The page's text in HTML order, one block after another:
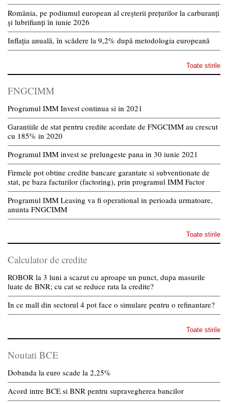
România, pe podiumul european al creșterii prețurilor la carburanți
și lubrifianți în iunie 2026
Inflația anuală, în scădere la 9,2% după metodologia europeană
Toate stirile
FNGCIMM
Programul IMM Invest continua si in 2021
Garantiile de stat pentru credite acordate de FNGCIMM au crescut
cu 185% in 2020
Programul IMM invest se prelungeste pana in 30 iunie 2021
Firmele pot obtine credite bancare garantate si subventionate de
stat, pe baza facturilor (factoring), prin programul IMM Factor
Programul IMM Leasing va fi operational in perioada urmatoare,
anunta FNGCIMM
Toate stirile
Calculator de credite
ROBOR la 3 luni a scazut cu aproape un punct, dupa masurile
luate de BNR; cu cat se reduce rata la credite?
In ce mall din sectorul 4 pot face o simulare pentru o refinantare?
Toate stirile
Noutati BCE
Dobanda la euro scade la 2,25%
Acord intre BCE si BNR pentru supravegherea bancilor